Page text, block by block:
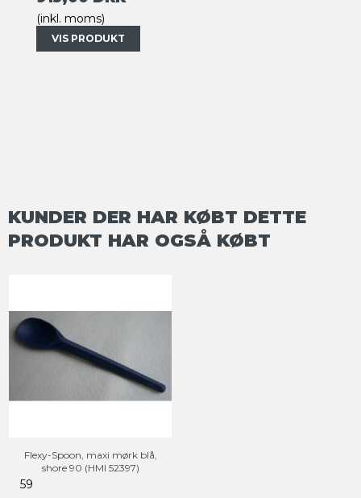
(inkl. moms)
VIS PRODUKT
KUNDER DER HAR KØBT DETTE
PRODUKT HAR OGSÅ KØBT
Flexy-Spoon, maxi mørk blå,
shore 90 (HMI 52397)
59